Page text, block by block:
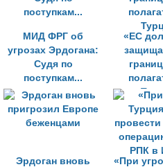
МИД ФРГ об
угрозах Эрдогана:
Судя по
поступкам...
«ЕС
Эрдоган вновь
«При